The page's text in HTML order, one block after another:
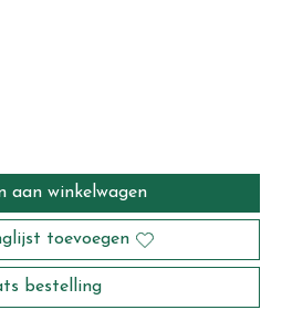
is
aan winkelwagen
toevoegen
bestelling